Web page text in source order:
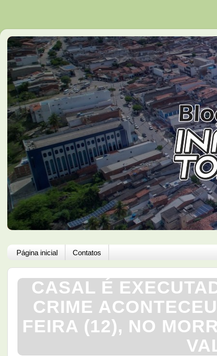
Página inicial Contatos
CASAL É
CRIME
FEIRA (12), NO